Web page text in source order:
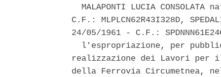
MALAPONTI LUCIA CONSOLATA
C.F.: MLPLCN62R43I328D,
24/05/1961 - C.F.:
l'espropriazione, per
realizzazione dei Lavori per
della Ferrovia Circumetnea,